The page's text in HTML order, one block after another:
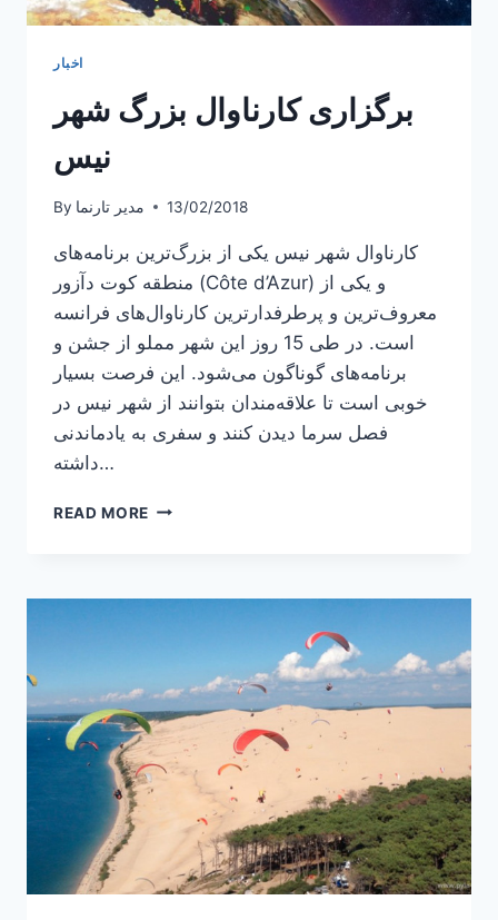
اخبار
برگزاری کارناوال بزرگ شهر
نیس
By مدیر تارنما 13/02/2018
کارناوال شهر نیس یکی از بزرگ‌ترین برنامه‌های
منطقه کوت دآزور (Côte d’Azur) و یکی از
معروف‌ترین و پرطرفدارترین کارناوال‌های فرانسه
است. در طی 15 روز این شهر مملو از جشن و
برنامه‌های گوناگون می‌شود. این فرصت بسیار
خوبی است تا علاقه‌مندان بتوانند از شهر نیس در
فصل سرما دیدن کنند و سفری به یادماندنی
داشته…
READ MORE برگزاری
نیس